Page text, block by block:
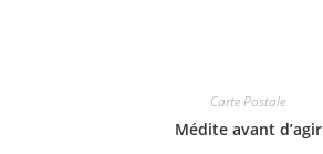
Carte Postale
Médite avant d’agir